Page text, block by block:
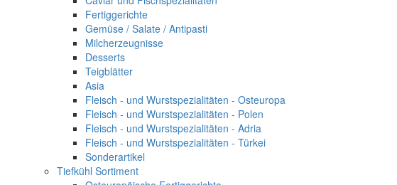
Fertiggerichte
Gemüse / Salate / Antipasti
Milcherzeugnisse
Desserts
Teigblätter
Asia
Fleisch - und Wurstspezialitäten - Osteuropa
Fleisch - und Wurstspezialitäten - Polen
Fleisch - und Wurstspezialitäten - Adria
Fleisch - und Wurstspezialitäten - Türkei
Sonderartikel
Tiefkühl Sortiment